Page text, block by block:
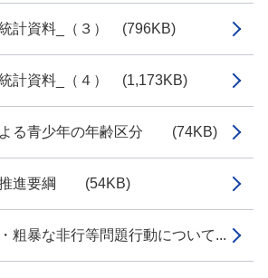
計資料_（３） (796KB)
計資料_（４） (1,173KB)
る青少年の年齢区分 (74KB)
推進要綱 (54KB)
粗暴な非行等問題行動について...